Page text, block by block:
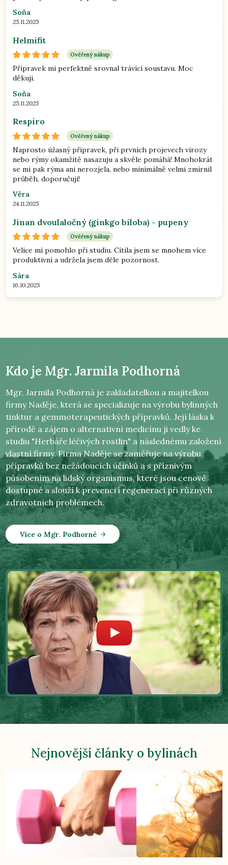
Soňa
25.11.2025
Helmifit
Ověřený nákup
Přípravek mi perfektně srovnal trávící soustavu. Moc
děkuji.
Soňa
25.11.2025
Respiro
Ověřený nákup
Naprosto úžasný přípravek, při prvních projevech virozy
nebo rýmy okamžitě nasazuju a skvěle pomáhá! Mnohokrát
se mi pak rýma ani nerozjela, nebo minimálně velmi zmírnil
průběh, doporučuji!
Věra
24.11.2025
Jinan dvoulaločný (ginkgo biloba) - pupeny
Ověřený nákup
Velice mi pomohlo při studiu. Cítila jsem se mnohem více
produktivní a udržela jsem déle pozornost.
Sára
16.10.2025
Kdo je Mgr. Jarmila Podhorná
Mgr. Jarmila Podhorná je zakladatelkou a majitelkou
firmy Naděje, která se specializuje na výrobu bylinných
tinktur a gemmoterapeutických přípravků. Její láska k
přírodě a zájem o alternativní medicínu ji vedly ke
studiu "Herbáře léčivých rostlin" a následnému založení
vlastní firmy. Firma Naděje se zaměřuje na výrobu
přípravků bez nežádoucích účinků a s příznivým
působením na lidský organismus, které jsou cenově
dostupné a slouží k prevenci i regeneraci při různých
zdravotních problémech.
Více o Mgr. Podhorné
Nejnovější články o bylinách